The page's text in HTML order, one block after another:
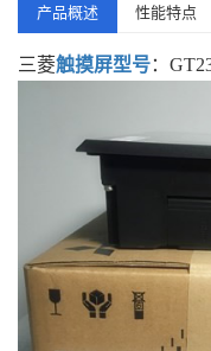
产品概述 性能特点
三菱触摸屏型号：